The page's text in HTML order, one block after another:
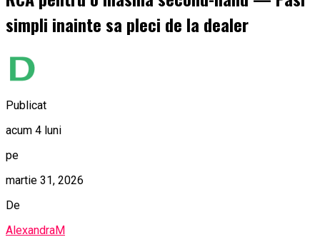
simpli inainte sa pleci de la dealer
Publicat
acum 4 luni
pe
martie 31, 2026
De
AlexandraM